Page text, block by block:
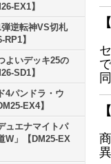
EX1】
逆転神VS切札
】
よいデッキ25の
SD1】
4パンドラ・ウ
EX4】
ュエナマイトパ
W」【DM25-EX